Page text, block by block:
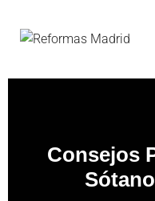
Consejos